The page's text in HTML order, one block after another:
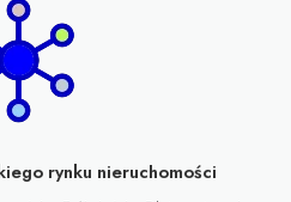
rynku nieruchomości